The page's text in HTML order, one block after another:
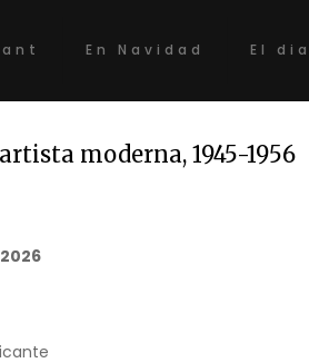
En Navidad El
moderna, 1945-1956